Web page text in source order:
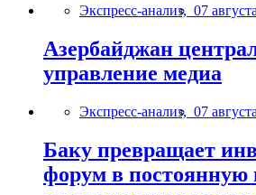
Экспресс-анализ, 07
Азербайджан
управление медиа
Экспресс-анализ, 07
Баку превращает
форум в постоянную